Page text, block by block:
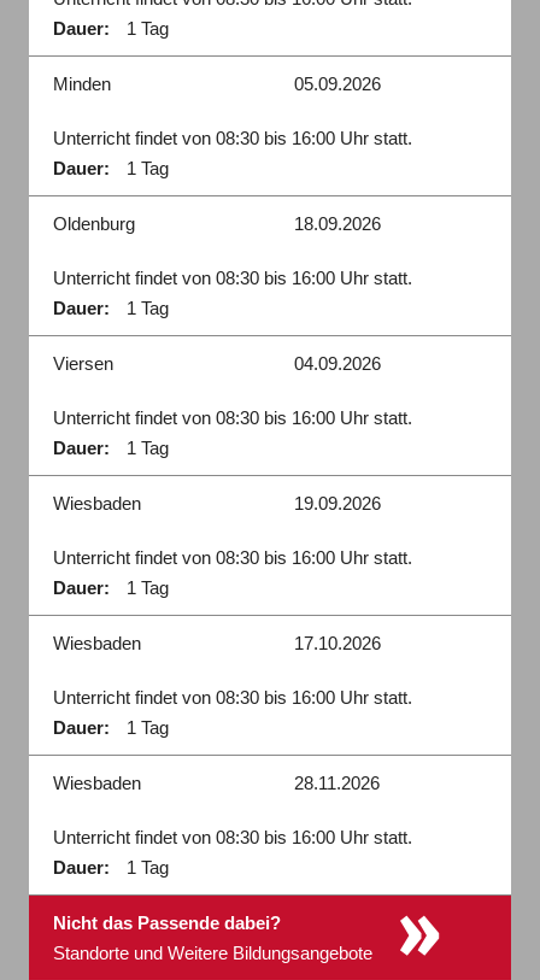
Dauer:
1 Tag
Minden 05.09.2026
Unterricht findet von 08:30 bis 16:00 Uhr statt.
Dauer:
1 Tag
Oldenburg 18.09.2026
Unterricht findet von 08:30 bis 16:00 Uhr statt.
Dauer:
1 Tag
Viersen 04.09.2026
Unterricht findet von 08:30 bis 16:00 Uhr statt.
Dauer:
1 Tag
Wiesbaden 19.09.2026
Unterricht findet von 08:30 bis 16:00 Uhr statt.
Dauer:
1 Tag
Wiesbaden 17.10.2026
Unterricht findet von 08:30 bis 16:00 Uhr statt.
Dauer:
1 Tag
Wiesbaden 28.11.2026
Unterricht findet von 08:30 bis 16:00 Uhr statt.
Dauer:
1 Tag
Nicht das Passende dabei?
Standorte und Weitere Bildungsangebote
»